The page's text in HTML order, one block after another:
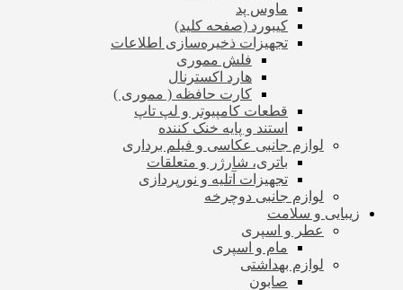
ماوس پد
کیبورد (صفحه کلید)
تجهیزات ذخیره‌سازی اطلاعات
فلش مموری
هارد اکسترنال
کارت حافظه ( مموری )
قطعات کامپیوتر و لپ تاپ
استند و پایه خنک کننده
لوازم جانبی عکاسی و فیلم برداری
باتری، شارژر و متعلقات
تجهیزات آتلیه و نورپردازی
لوازم جانبی دوچرخه
زیبایی و سلامت
عطر و اسپری
مام و اسپری
لوازم بهداشتی
صابون